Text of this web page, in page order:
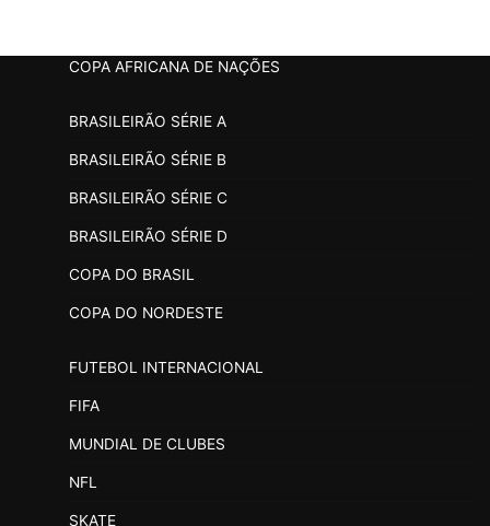
COPA AFRICANA DE NAÇÕES
BRASILEIRÃO SÉRIE A
BRASILEIRÃO SÉRIE B
BRASILEIRÃO SÉRIE C
BRASILEIRÃO SÉRIE D
COPA DO BRASIL
COPA DO NORDESTE
FUTEBOL INTERNACIONAL
FIFA
MUNDIAL DE CLUBES
NFL
SKATE